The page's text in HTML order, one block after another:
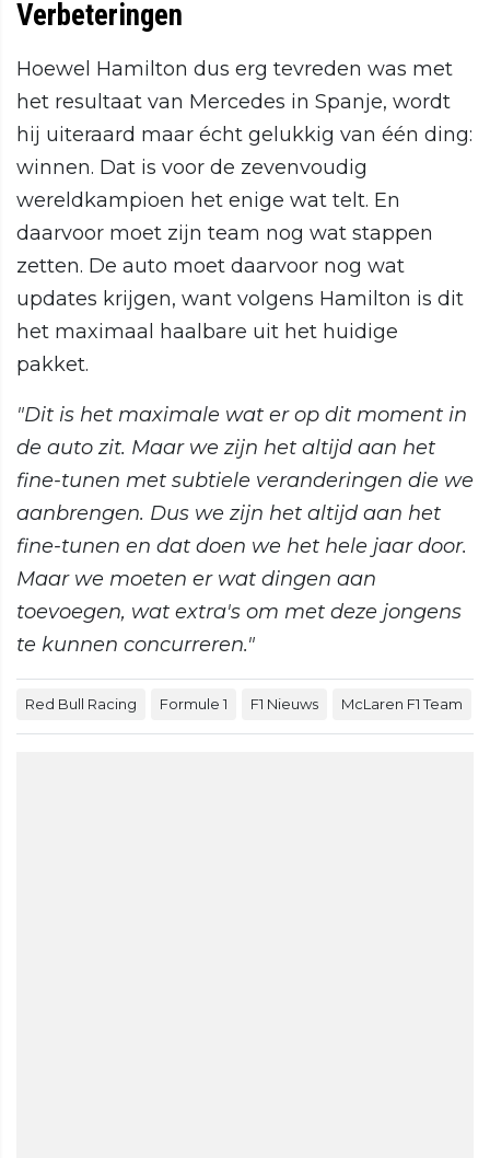
Verbeteringen
Hoewel Hamilton dus erg tevreden was met
het resultaat van Mercedes in Spanje, wordt
hij uiteraard maar écht gelukkig van één ding:
winnen. Dat is voor de zevenvoudig
wereldkampioen het enige wat telt. En
daarvoor moet zijn team nog wat stappen
zetten. De auto moet daarvoor nog wat
updates krijgen, want volgens Hamilton is dit
het maximaal haalbare uit het huidige
pakket.
"Dit is het maximale wat er op dit moment in
de auto zit. Maar we zijn het altijd aan het
fine-tunen met subtiele veranderingen die we
aanbrengen. Dus we zijn het altijd aan het
fine-tunen en dat doen we het hele jaar door.
Maar we moeten er wat dingen aan
toevoegen, wat extra's om met deze jongens
te kunnen concurreren."
Red Bull Racing Formule 1 F1 Nieuws McLaren F1 Team